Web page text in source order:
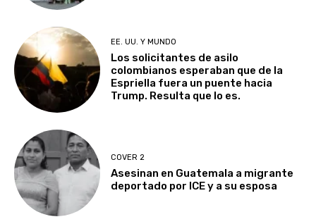
EE. UU. Y MUNDO
Los solicitantes de asilo
colombianos esperaban que de la
Espriella fuera un puente hacia
Trump. Resulta que lo es.
COVER 2
Asesinan en Guatemala a migrante
deportado por ICE y a su esposa